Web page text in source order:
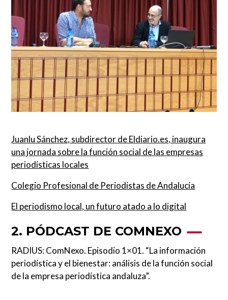
Juanlu Sánchez, subdirector de Eldiario.es, inaugura
una jornada sobre la función social de las empresas
periodísticas locales
Colegio Profesional de Periodistas de Andalucía
El periodismo local, un futuro atado a lo digital
2. PÓDCAST DE COMNEXO
RADIUS: ComNexo. Episodio 1×01. “La información
periodística y el bienestar: análisis de la función social
de la empresa periodística andaluza”.